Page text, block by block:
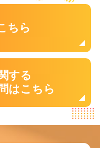
ちら
する
はこちら